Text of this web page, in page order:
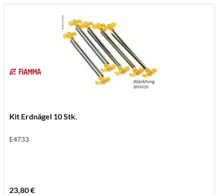
Kit Erdnägel 10 Stk.
E4733
23,80 €